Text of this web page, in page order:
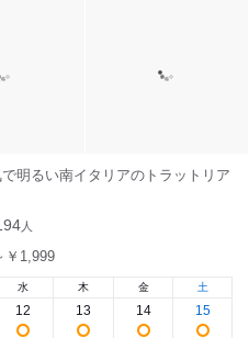
明るい南イタリアのトラットリア
人
￥1,999
水
12
木
13
金
14
土
15